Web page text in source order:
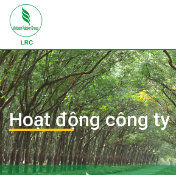
Hoạt động công ty